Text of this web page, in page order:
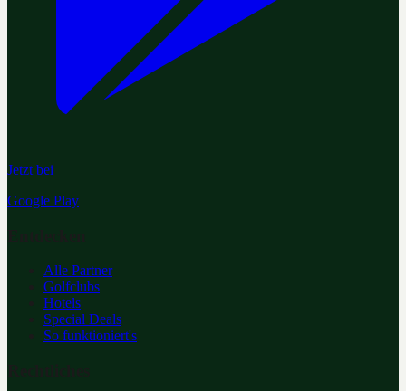
Jetzt bei
Google Play
Alle Partner
Golfclubs
Hotels
Special Deals
So funktioniert's